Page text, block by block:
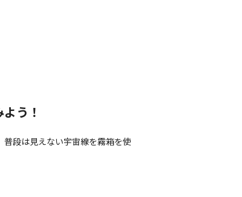
う！
段は見えない宇宙線を霧箱を使